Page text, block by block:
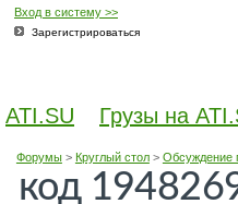
Вход в систему >>
Зарегистрироваться
ATI.SU Грузы на
Форумы> Круглый стол> Обсуждение
код